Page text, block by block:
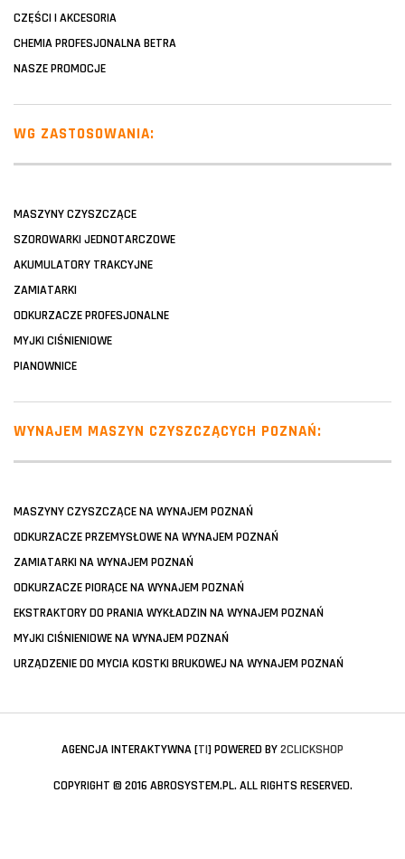
CZĘŚCI I AKCESORIA
CHEMIA PROFESJONALNA BETRA
NASZE PROMOCJE
WG ZASTOSOWANIA:
MASZYNY CZYSZCZĄCE
SZOROWARKI JEDNOTARCZOWE
AKUMULATORY TRAKCYJNE
ZAMIATARKI
ODKURZACZE PROFESJONALNE
MYJKI CIŚNIENIOWE
PIANOWNICE
WYNAJEM MASZYN CZYSZCZĄCYCH POZNAŃ:
MASZYNY CZYSZCZĄCE NA WYNAJEM POZNAŃ
ODKURZACZE PRZEMYSŁOWE NA WYNAJEM POZNAŃ
ZAMIATARKI NA WYNAJEM POZNAŃ
ODKURZACZE PIORĄCE NA WYNAJEM POZNAŃ
EKSTRAKTORY DO PRANIA WYKŁADZIN NA WYNAJEM POZNAŃ
MYJKI CIŚNIENIOWE NA WYNAJEM POZNAŃ
URZĄDZENIE DO MYCIA KOSTKI BRUKOWEJ NA WYNAJEM POZNAŃ
AGENCJA INTERAKTYWNA [TI] POWERED BY2CLICKSHOP
COPYRIGHT © 2016 ABROSYSTEM.PL. ALL RIGHTS RESERVED.